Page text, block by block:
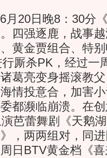
20日晚8：30分《
四强逐鹿，战事
黄金贾组合、特
厮杀PK，经过一
葛亮变身摇滚教
情投意合，加害
都濒临崩溃。在
芭蕾舞剧《天鹅
》，两两组对，同
日BTV黄金档《